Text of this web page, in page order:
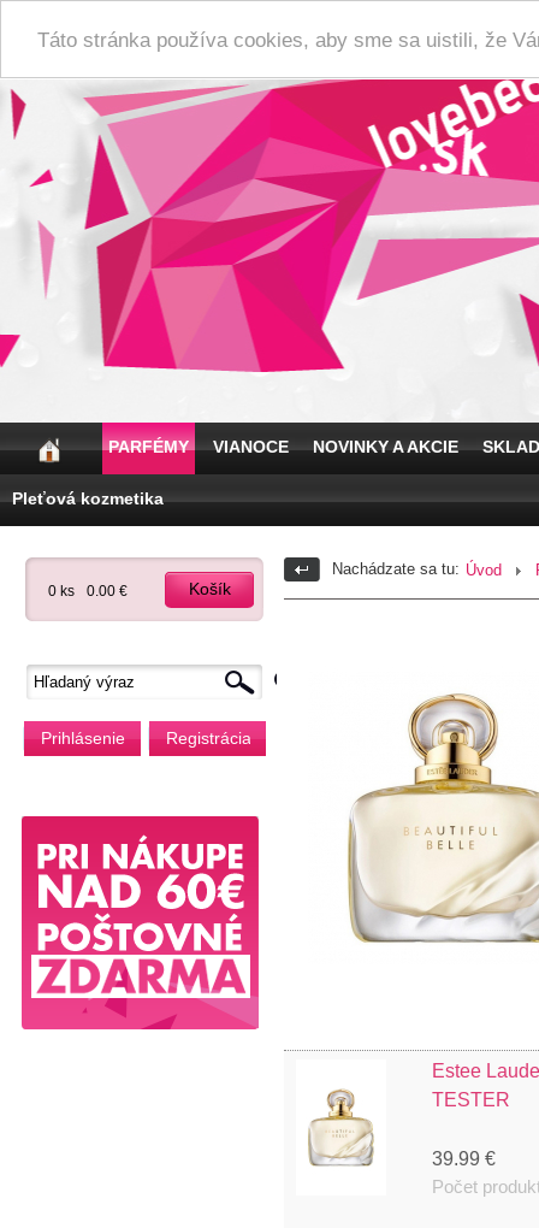
Táto stránka používa cookies, aby sme sa uistili, že
PARFÉMY VIANOCE NOVINKY A AKCIE
Pleťová kozmetika
0 ks 0.00 € Košík
Prihlásenie Registrácia
Nachádzate sa tu: Úvod
Estee
TESTER
39.99 €
Počet